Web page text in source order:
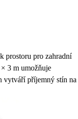
prostoru pro zahradní
3 m umožňuje
vytváří příjemný stín na